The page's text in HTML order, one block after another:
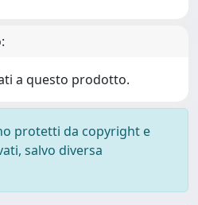
a questo prodotto.
protetti da copyright e
salvo diversa